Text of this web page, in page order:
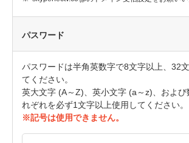
パスワード
パスワードは半角英数字で8文字以上、32
てください。
英大文字 (A～Z)、英小文字 (a～z)、およ
れぞれを必ず1文字以上使用してください。
※記号は使用できません。